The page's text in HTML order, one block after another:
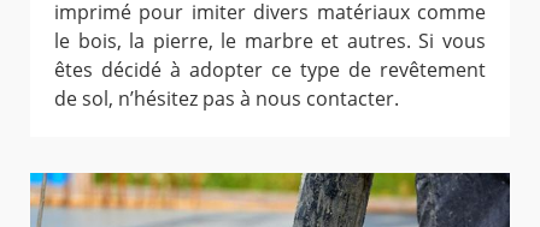
imprimé pour imiter divers matériaux comme
le bois, la pierre, le marbre et autres. Si vous
êtes décidé à adopter ce type de revêtement
de sol, n’hésitez pas à nous contacter.